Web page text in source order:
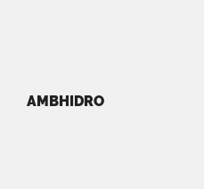
AMBHIDRO